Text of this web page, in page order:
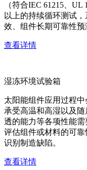
（符合IEC 61215、
以上的持续循环测试
效、组件长期可靠性预
查看详情
湿冻环境试验箱
太阳能组件应用过程
承受高温和高湿以及
透的能力等各项性能
评估组件或材料的可
识别制造缺陷。
查看详情